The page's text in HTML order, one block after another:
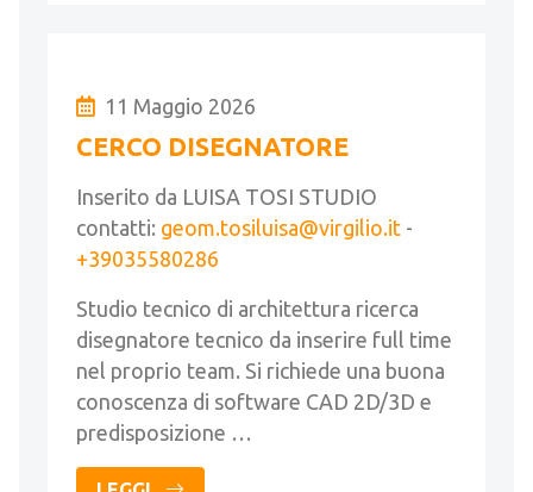
11 Maggio 2026
CERCO DISEGNATORE
Inserito da LUISA TOSI STUDIO
contatti: geom.tosiluisa@virgilio.it -
+39035580286
Studio tecnico di architettura ricerca
disegnatore tecnico da inserire full time
nel proprio team. Si richiede una buona
conoscenza di software CAD 2D/3D e
predisposizione …